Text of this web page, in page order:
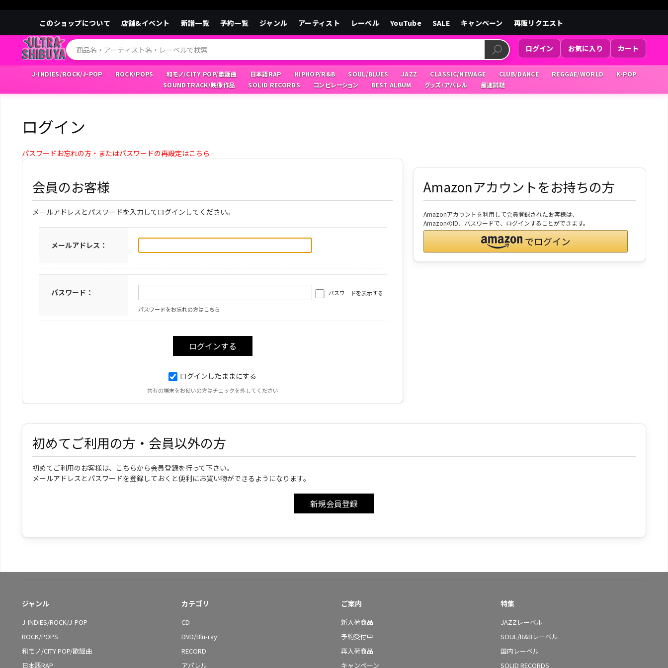
このショップについて 店舗&イベント 新譜一覧 予約一覧 ジャンル アーティスト レーベル YouTube SALE キャンペーン 再販リクエスト
ログイン お気に入り カート
J-INDIES/ROCK/J-POP ROCK/POPS 和モノ/CITY POP/歌謡曲 日本語RAP HIPHOP/R&B SOUL/BLUES JAZZ CLASSIC/NEWAGE CLUB/DANCE REGGAE/WORLD
K-POP
SOUNDTRACK/映像作品
SOLID RECORDS コンピレーション BEST ALBUM グッズ/アパレル 最速試聴
ログイン
パスワードお忘れの方・またはパスワードの再設定はこちら
会員のお客様
メールアドレスとパスワードを入力してログインしてください。
メールアドレス：
パスワード： パスワードを表示する
パスワードをお忘れの方はこちら
ログインしたままにする
共有の端末をお使いの方はチェックを外してください
Amazonアカウントをお持ちの方
Amazonアカウントを利用して会員登録されたお客様は、
AmazonのID、パスワードで、ログインすることができます。
初めてご利用の方・会員以外の方
初めてご利用のお客様は、こちらから会員登録を行って下さい。
メールアドレスとパスワードを登録しておくと便利にお買い物ができるようになります。
ジャンル
J-INDIES/ROCK/J-POP
ROCK/POPS
和モノ/CITY POP/歌謡曲
日本語RAP
カテゴリ
CD
DVD/Blu-ray
RECORD
アパレル
ご案内
新入荷商品
予約受付中
再入荷商品
キャンペーン
特集
JAZZレーベル
SOUL/R&Bレーベル
国内レーベル
SOLID RECORDS